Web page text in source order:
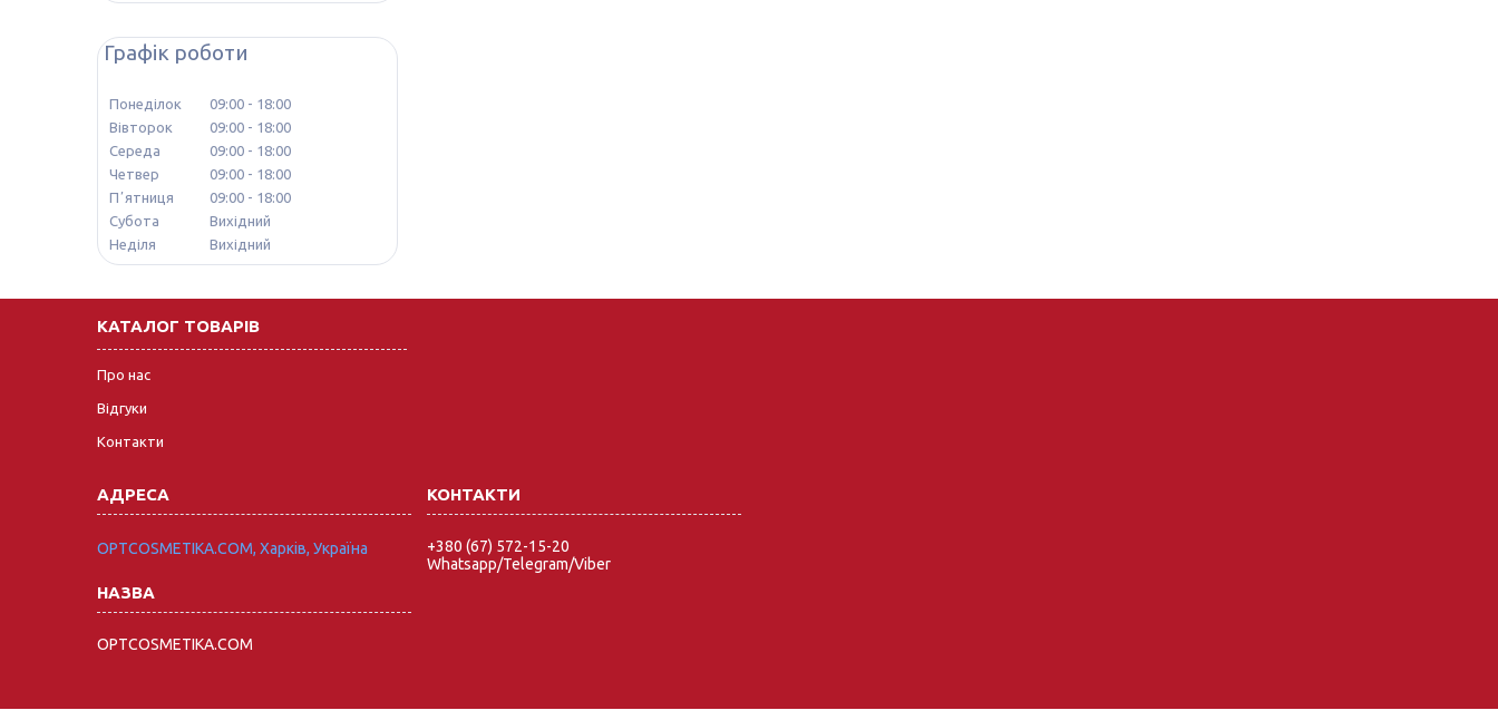
Графік роботи
Понеділок 09:00
18:00
Вівторок
09:00
18:00
Середа
09:00
18:00
Четвер
09:00
18:00
Пʼятниця
09:00
18:00
Субота
Вихідний
Неділя
Вихідний
КАТАЛОГ ТОВАРІВ
Про нас
Відгуки
Контакти
OPTCOSMETIKA.COM, Харків, Україна
OPTCOSMETIKA.COM
+380 (67) 572-15-20
Whatsapp/Telegram/Viber